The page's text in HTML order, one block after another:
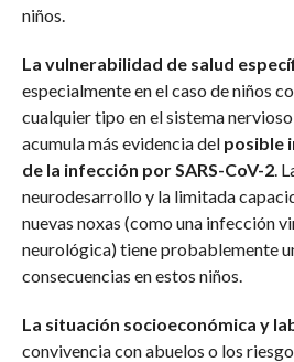
niños.
La vulnerabilidad de salud
especialmente en el caso de niños
cualquier tipo en el sistema
acumula más evidencia del posible
de la infección por SARS-CoV-2.
neurodesarrollo y la limitada
nuevas noxas (como una infección
neurológica) tiene probablemente
consecuencias en estos niños.
La situación socioeconómica y
convivencia con abuelos o los